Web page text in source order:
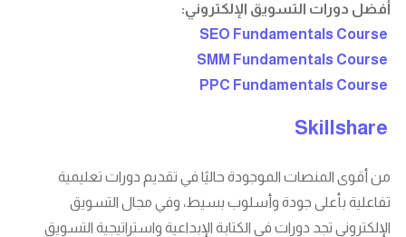
أفضل دورات التسويق الإلكتروني:
SEO Fundamentals Course
SMM Fundamentals Course
PPC Fundamentals Course
Skillshare
من أقوى المنصات الموجودة حاليًا في تقديم دورات تعليمية
تفاعلية بأعلى جودة وأسلوب بسيط، وفي مجال التسويق
الإلكتروني تجد دورات في الكتابة الإبداعية واستراتيجية التسويق